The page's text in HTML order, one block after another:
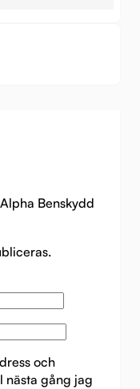
Benskydd
och
nästa gång jag